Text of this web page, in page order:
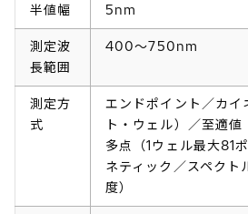
半値幅 5nm
測定波
長範囲
400～750nm
測定方
式
エンドポイント／カイ
ト・ウェル）／至適値
多点（1ウェル最大81
ネティック／スペクト
度）